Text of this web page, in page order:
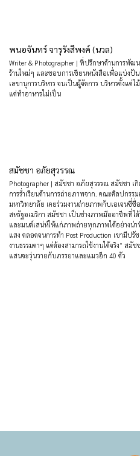
พนอจันทร์ จารุรังสีพงค์ (นวล)
Writer & Photographer | ที่ปรึกษาด้านการพัฒ
ร้านใหม่ๆ และชอบการเขียนหนังสือเพื่อแบ่งปั
เลขานุการบริหาร จนเป็นผู้จัดการ บริหารตั้งแต่
แต่ทำอาหารไม่เป็น
สมัชชา อภัยสุวรรณ
Photographer | สมัชชา อภัยสุวรรณ สมัชชา เ
การร่ำเรียนด้านการถ่ายภาพจาก. คณะศิลปกร
มหาวิทยาลัย เคยร่วมงานถ่ายภาพกับเอเจนซี่
สหรัฐอเมริกา สมัชชา เป็นช่างภาพมืออาชีพที่ไ
และมนต์เสน่ห์ให้แก่ภาพถ่ายทุกภาพได้อย่างน่า
แสง ตลอดจนการทำ Post Production เขามีป
งานธรรมดาๆ แต่ต้องสามารถใช้งานได้จริง” ส
แสนจะวุ่นวายกับภรรยาและแมวอีก 40 ตัว